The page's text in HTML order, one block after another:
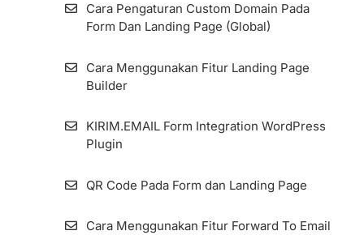
Cara Pengaturan Custom Domain Pada
Form Dan Landing Page (Global)
Cara Menggunakan Fitur Landing Page
Builder
KIRIM.EMAIL Form Integration WordPress
Plugin
QR Code Pada Form dan Landing Page
Cara Menggunakan Fitur Forward To Email